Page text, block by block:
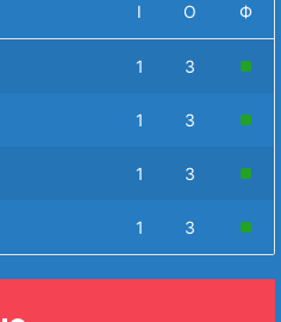
І О Ф
1 3
1 3
1 3
1 3